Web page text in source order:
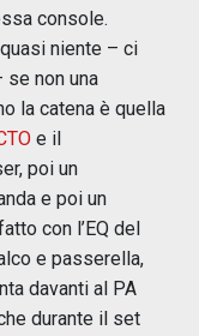
console.
niente – ci
non una
la catena è quella
e il
poi un
e poi un
con l’EQ del
e passerella,
davanti al PA
durante il set